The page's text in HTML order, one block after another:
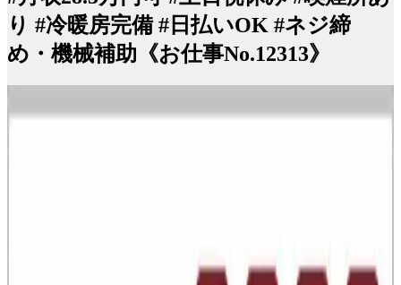
り #冷暖房完備 #日払いOK #ネジ締
め・機械補助《お仕事No.12313》